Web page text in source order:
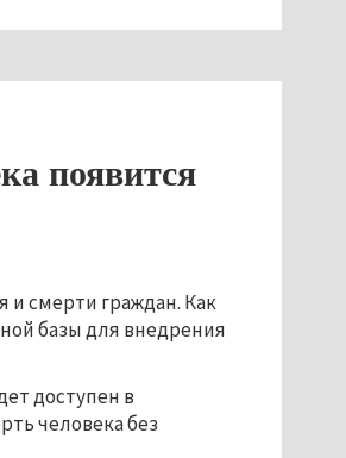
появится
и смерти граждан. Как
базы для внедрения
доступен в
человека без